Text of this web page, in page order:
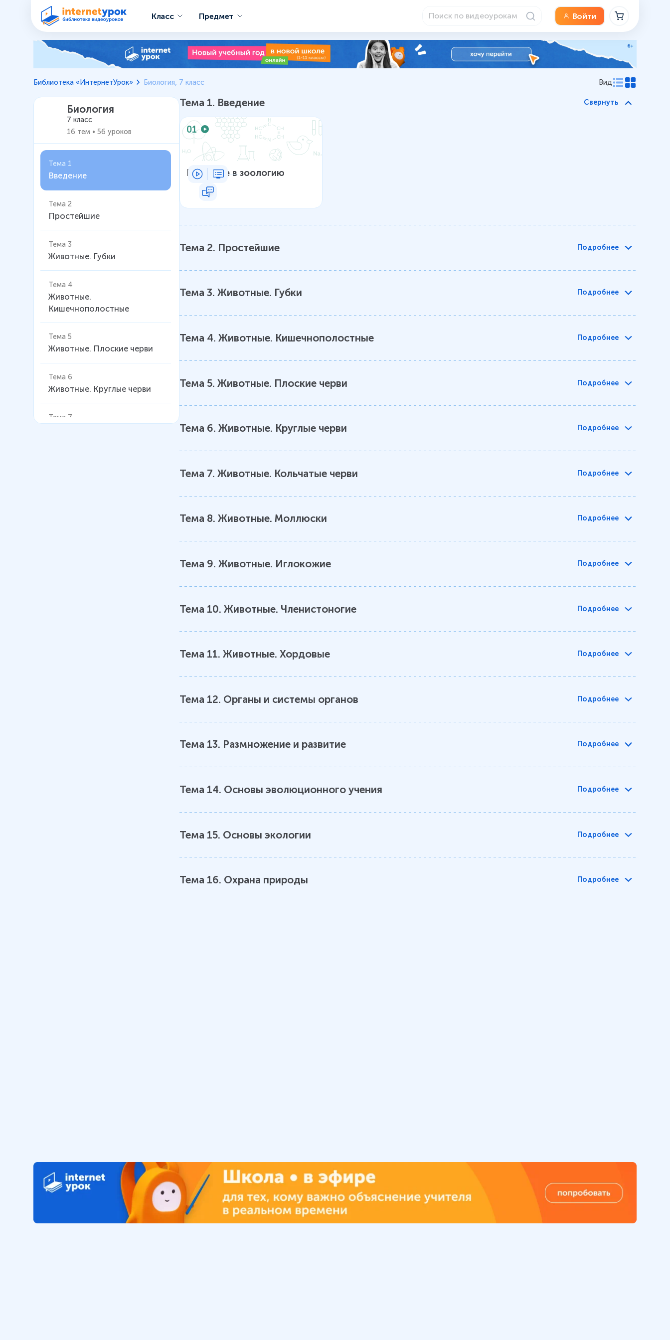
Класс Предмет Войти
Биология 7 класс – Уроки школьной программы
Библиотека «ИнтернетУрок» Биология, 7 класс Вид
Биология
7 класс
16 тем • 56 уроков
Тема 1
Введение
Тема 2
Простейшие
Тема 3
Животные. Губки
Тема 4
Животные.
Кишечнополостные
Тема 5
Животные. Плоские черви
Тема 6
Животные. Круглые черви
Тема 7
Тема 1. Введение Свернуть
01
Введение в зоологию
Тема 2. Простейшие Подробнее
Тема3.Животные. Губки Подробнее
Тема 4.Животные. Кишечнополостные Подробнее
Тема 5.Животные. Плоские черви Подробнее
Тема 6.Животные. Круглые черви Подробнее
Тема 7.Животные. Кольчатые черви Подробнее
Тема 8.Животные. Моллюски Подробнее
Тема 9.Животные. Иглокожие Подробнее
Тема 10.Животные. Членистоногие Подробнее
Тема 11.Животные. Хордовые Подробнее
Тема 12. Органы и системы органов Подробнее
Тема 13. Размножение и развитие Подробнее
Тема 14. Основы эволюционного учения Подробнее
Тема 15. Основы экологии Подробнее
Тема 16. Охрана природы Подробнее